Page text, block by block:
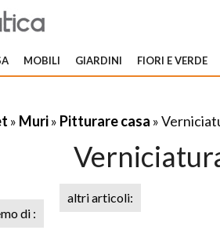
MOBILI GIARDINI FIORI E VERDE
» Muri» Pitturare casa »
di :
altri articoli: